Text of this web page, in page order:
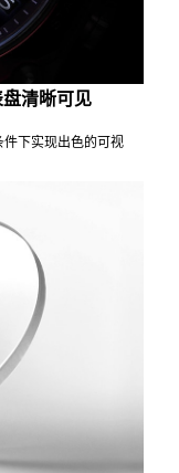
清晰可见
下实现出色的可视